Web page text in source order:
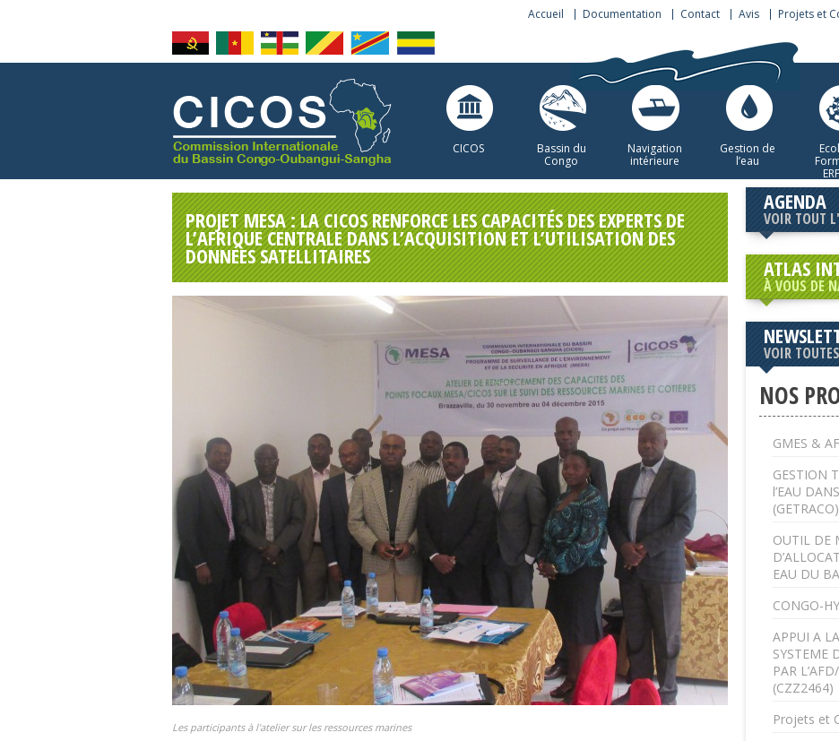
Accueil Documentation Contact Avis Projets et
CICOS
Bassin du
Congo
Navigation
intérieure
Gestion de
l’eau
PROJET MESA : LA CICOS RENFORCE LES CAPACITÉS DES EXPERTS DE
L’AFRIQUE CENTRALE DANS L’ACQUISITION ET L’UTILISATION DES
DONNÉES SATELLITAIRES
Les participants à l'atelier sur les ressources marines
AGENDA
VOIR TOUT
ATLAS
À VOUS DE
VOIR
NOS
GMES &
GESTION
l’EAU
(GETRACO)
OUTIL DE
EAU DU
CONGO-
APPUI A
SYSTEME
PAR
(CZZ2464)
Projets et